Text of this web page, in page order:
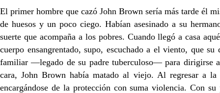
El primer hombre que cazó John Brown sería más tarde él
de huesos y un poco ciego. Habían asesinado a su
suerte que acompaña a los pobres. Cuando llegó a casa
cuerpo ensangrentado, supo, escuchado a el viento, que
familiar —legado de su padre tuberculoso— para dirigirse
cara, John Brown había matado al viejo. Al regresar a
encargándose de la protección con suma violencia. Con